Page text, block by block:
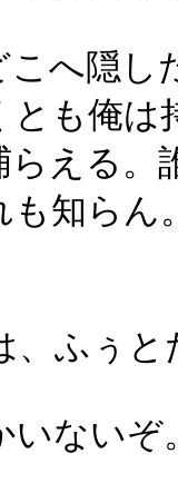
こへ隠し
とも俺
らえる
も知らん
、ふぅと
いない